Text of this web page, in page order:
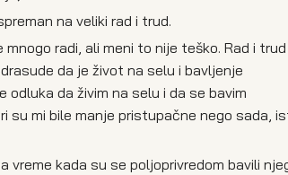
na veliki rad i trud.
radi, ali meni to nije teško. Rad i
da je život na selu i bavljenje
da živim na selu i da se bavim
su mi bile manje pristupačne nego sada,
kada su se poljoprivredom bavili